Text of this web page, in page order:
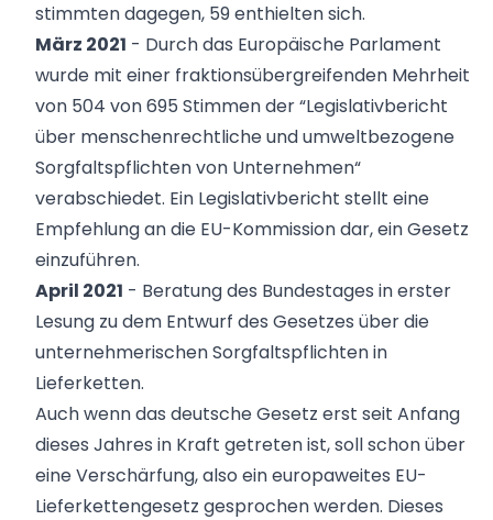
stimmten dagegen, 59 enthielten sich.
März 2021 - Durch das Europäische Parlament
wurde mit einer fraktionsübergreifenden Mehrheit
von 504 von 695 Stimmen der “Legislativbericht
über menschenrechtliche und umweltbezogene
Sorgfaltspflichten von Unternehmen“
verabschiedet. Ein Legislativbericht stellt eine
Empfehlung an die EU-Kommission dar, ein Gesetz
einzuführen.
April 2021 - Beratung des Bundestages in erster
Lesung zu dem Entwurf des Gesetzes über die
unternehmerischen Sorgfaltspflichten in
Lieferketten.
Auch wenn das deutsche Gesetz erst seit Anfang
dieses Jahres in Kraft getreten ist, soll schon über
eine Verschärfung, also ein europaweites EU-
Lieferkettengesetz gesprochen werden. Dieses